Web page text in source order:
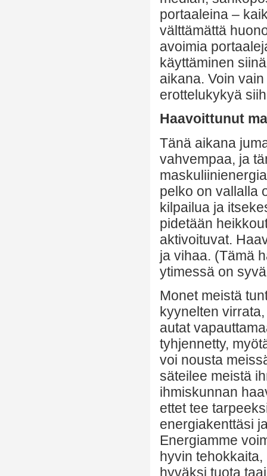
portaaleina –
välttämättä
avoimia
käyttäminen
aikana. Voin
erottelukykyä
Haavoittunut
Tänä aikana
vahvempaa, ja
pelko on vallalla
kilpailua ja
pidetään
aktivoituvat.
ja vihaa. (Tämä
ytimessä on
Monet meistä
kyynelten
autat
tyhjennetty,
voi nousta
säteilee meistä
ihmiskunnan
ettet tee
energiakenttäsi
Energiamme
hyvin
hyväksi tuota